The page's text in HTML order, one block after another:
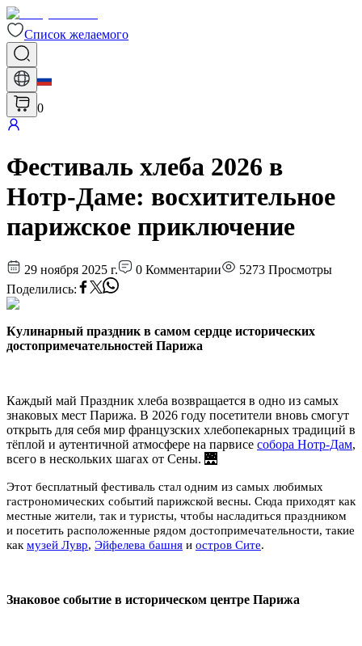
Список желаемого
0
Фестиваль хлеба 2026 в
Нотр-Даме: восхитительное
парижское приключение
29 ноября 2025 г. 0 Комментарии 5273 Просмотры
Поделились:
Кулинарный праздник в самом сердце исторических
достопримечательностей Парижа
Каждый май Праздник хлеба возвращается в одно из самых
знаковых мест Парижа. В 2026 году посетители вновь смогут
открыть для себя мир французских хлебопекарных традиций в
тёплой и аутентичной атмосфере на парвисе собора Нотр-Дам,
всего в нескольких шагах от Сены. 🌉
Этот бесплатный фестиваль стал одним из самых любимых
гастрономических событий парижской весны. Сюда приходят как
местные жители, так и туристы, чтобы насладиться праздником
и посетить расположенные рядом достопримечательности, такие
как музей Лувр, Эйфелева башня и остров Сите.
Знаковое событие в историческом центре Парижа